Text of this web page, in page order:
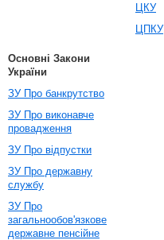
ЦКУ
ЦПКУ
Основні Закони
України
ЗУ Про банкрутство
ЗУ Про виконавче
провадження
ЗУ Про відпустки
ЗУ Про державну
службу
ЗУ Про
загальнообов'язкове
державне пенсійне